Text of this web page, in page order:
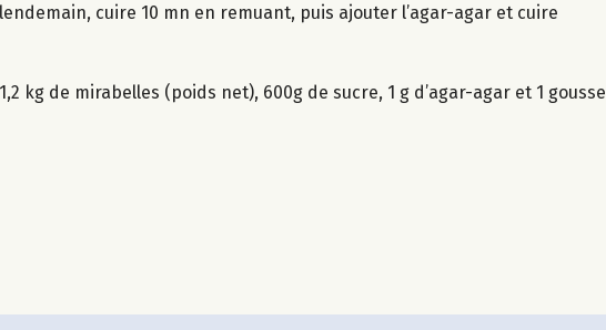
cuire 10 mn en remuant, puis ajouter l’agar-agar et cuire
kg de mirabelles (poids net), 600g de sucre, 1 g d’agar-agar et 1 gousse